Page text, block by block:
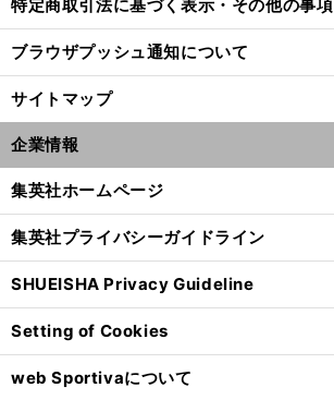
特定商取引法に基づく表示・その他の事項
ブラウザプッシュ通知について
サイトマップ
企業情報
集英社ホームページ
集英社プライバシーガイドライン
SHUEISHA Privacy Guideline
Setting of Cookies
web Sportivaについて